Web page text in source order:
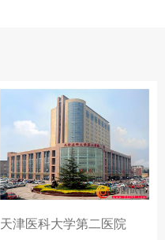
天津医科大学第二医院